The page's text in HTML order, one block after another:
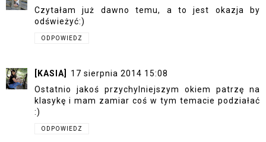
Czytałam już dawno temu, a to jest okazja by
odświeżyć:)
ODPOWIEDZ
[KASIA]
17 sierpnia 2014 15:08
Ostatnio jakoś przychylniejszym okiem patrzę na
klasykę i mam zamiar coś w tym temacie podziałać
:)
ODPOWIEDZ